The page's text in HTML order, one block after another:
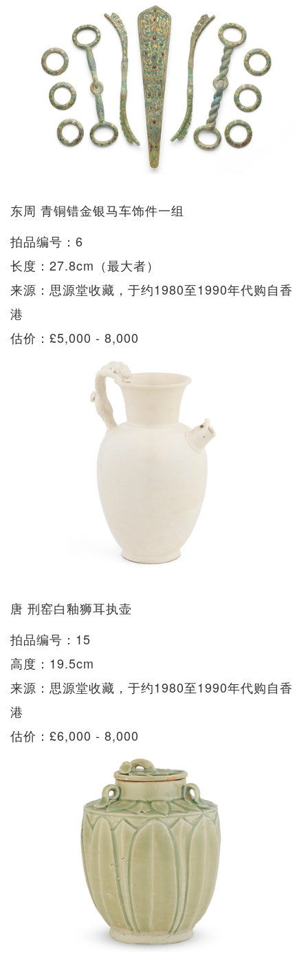
东周 青铜错金银马车饰件一组
拍品编号：6
长度：27.8cm（最大者）
来源：思源堂收藏，于约1980至1990年代购自香
港
估价：£5,000 - 8,000
唐 刑窑白釉狮耳执壶
拍品编号：15
高度：19.5cm
来源：思源堂收藏，于约1980至1990年代购自香
港
估价：£6,000 - 8,000